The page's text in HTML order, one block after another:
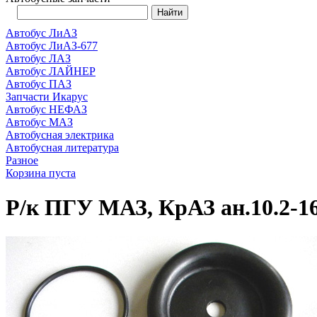
Автобус ЛиАЗ
Автобус ЛиАЗ-677
Автобус ЛАЗ
Автобус ЛАЙНЕР
Автобус ПАЗ
Запчасти Икарус
Автобус НЕФАЗ
Автобус МАЗ
Автобусная электрика
Автобусная литература
Разное
Корзина пуста
Р/к ПГУ МАЗ, КрАЗ ан.10.2-